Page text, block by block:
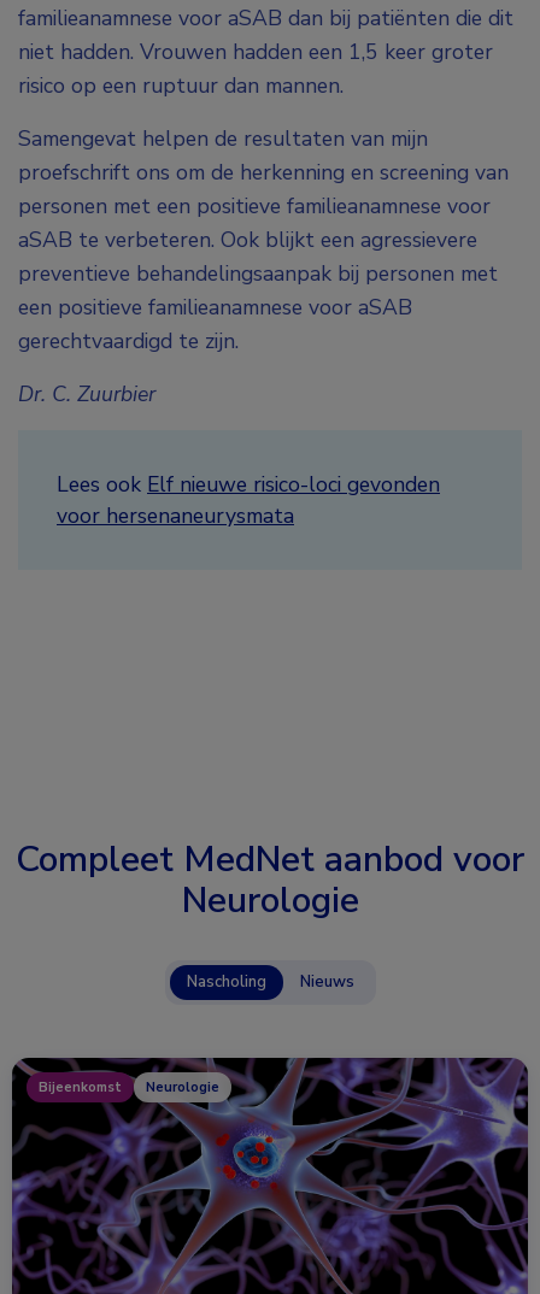
familieanamnese voor aSAB dan bij patiënten die dit
niet hadden. Vrouwen hadden een 1,5 keer groter
risico op een ruptuur dan mannen.
Samengevat helpen de resultaten van mijn
proefschrift ons om de herkenning en screening van
personen met een positieve familieanamnese voor
aSAB te verbeteren. Ook blijkt een agressievere
preventieve behandelingsaanpak bij personen met
een positieve familieanamnese voor aSAB
gerechtvaardigd te zijn.
Dr. C. Zuurbier
Lees ook Elf nieuwe risico-loci gevonden
voor hersenaneurysmata
Compleet MedNet aanbod voor
Neurologie
Nascholing Nieuws
Bijeenkomst Neurologie